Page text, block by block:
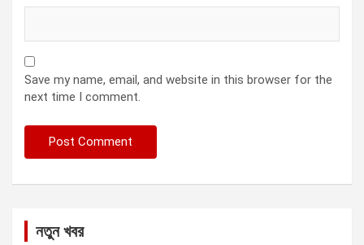
Save my name, email, and website in this browser for the
next time I comment.
নতুন খবর